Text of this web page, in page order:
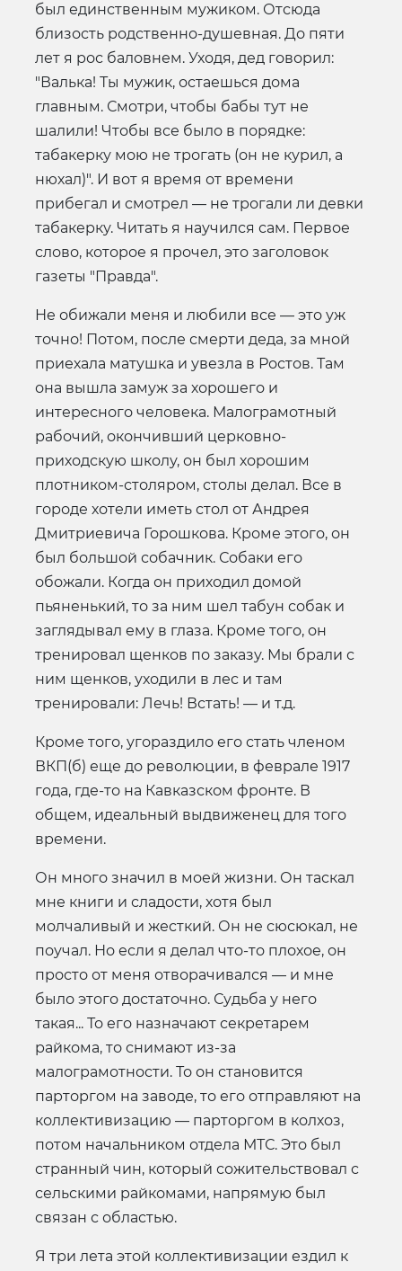
был единственным мужиком. Отсюда
близость родственно-душевная. До пяти
лет я рос баловнем. Уходя, дед говорил:
"Валька! Ты мужик, остаешься дома
главным. Смотри, чтобы бабы тут не
шалили! Чтобы все было в порядке:
табакерку мою не трогать (он не курил, а
нюхал)". И вот я время от времени
прибегал и смотрел — не трогали ли девки
табакерку. Читать я научился сам. Первое
слово, которое я прочел, это заголовок
газеты "Правда".
Не обижали меня и любили все — это уж
точно! Потом, после смерти деда, за мной
приехала матушка и увезла в Ростов. Там
она вышла замуж за хорошего и
интересного человека. Малограмотный
рабочий, окончивший церковно-
приходскую школу, он был хорошим
плотником-столяром, столы делал. Все в
городе хотели иметь стол от Андрея
Дмитриевича Горошкова. Кроме этого, он
был большой собачник. Собаки его
обожали. Когда он приходил домой
пьяненький, то за ним шел табун собак и
заглядывал ему в глаза. Кроме того, он
тренировал щенков по заказу. Мы брали с
ним щенков, уходили в лес и там
тренировали: Лечь! Встать! — и т.д.
Кроме того, угораздило его стать членом
ВКП(б) еще до революции, в феврале 1917
года, где-то на Кавказском фронте. В
общем, идеальный выдвиженец для того
времени.
Он много значил в моей жизни. Он таскал
мне книги и сладости, хотя был
молчаливый и жесткий. Он не сюсюкал, не
поучал. Но если я делал что-то плохое, он
просто от меня отворачивался — и мне
было этого достаточно. Судьба у него
такая... То его назначают секретарем
райкома, то снимают из-за
малограмотности. То он становится
парторгом на заводе, то его отправляют на
коллективизацию — парторгом в колхоз,
потом начальником отдела МТС. Это был
странный чин, который сожительствовал с
сельскими райкомами, напрямую был
связан с областью.
Я три лета этой коллективизации ездил к